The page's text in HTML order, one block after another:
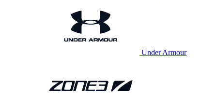
Under Armour